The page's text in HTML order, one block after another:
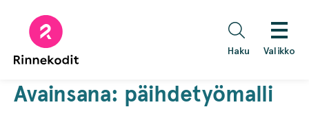
sisältöön
Haku Valikko
Avainsana: päihdetyömalli